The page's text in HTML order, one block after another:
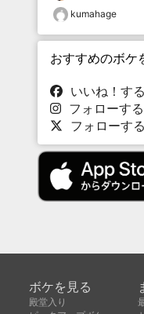
kumahage
おすすめのボケ
いいね！する
フォローする
フォローする
ボケを見る
殿堂入り